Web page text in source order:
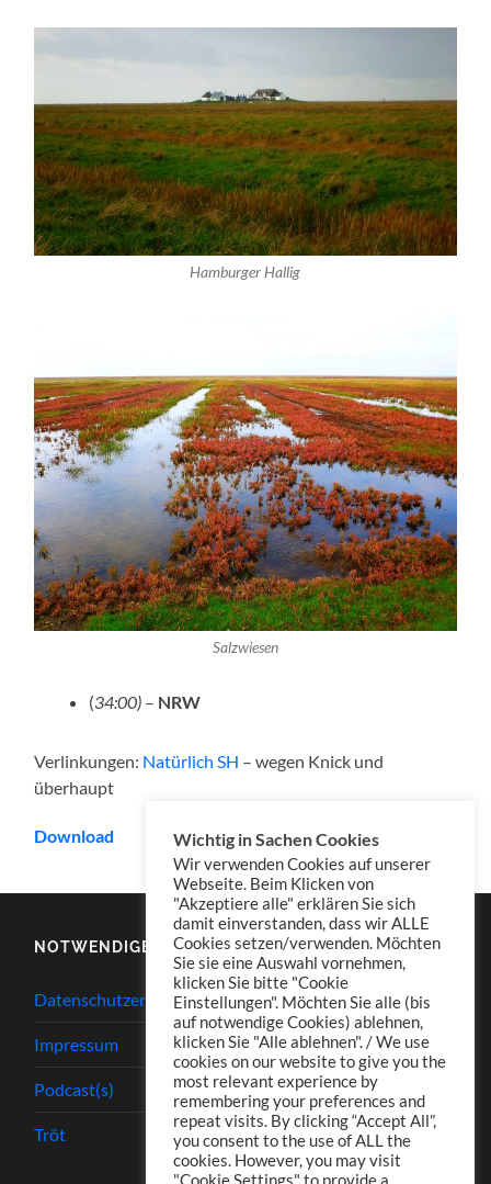
Hamburger Hallig
Salzwiesen
(34:00) – NRW
Verlinkungen: Natürlich SH – wegen Knick und
überhaupt
Download
NOTWENDIGES
Datenschutzerklärung
Impressum
Podcast(s)
Tröt
Wichtig in Sachen Cookies
Wir verwenden Cookies auf unserer
Webseite. Beim Klicken von
"Akzeptiere alle" erklären Sie sich
damit einverstanden, dass wir ALLE
Cookies setzen/verwenden. Möchten
Sie sie eine Auswahl vornehmen,
klicken Sie bitte "Cookie
Einstellungen". Möchten Sie alle (bis
auf notwendige Cookies) ablehnen,
klicken Sie "Alle ablehnen". / We use
cookies on our website to give you the
most relevant experience by
remembering your preferences and
repeat visits. By clicking “Accept All”,
you consent to the use of ALL the
cookies. However, you may visit
"Cookie Settings" to provide a